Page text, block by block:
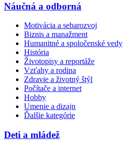
Náučná a odborná
Motivácia a sebarozvoj
Biznis a manažment
Humanitné a spoločenské vedy
História
Životopisy a reportáže
Vzťahy a rodina
Zdravie a životný štýl
Počítače a internet
Hobby
Umenie a dizajn
Ďalšie kategórie
Deti a mládež